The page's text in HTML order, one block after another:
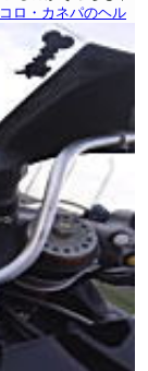
ロ・カネパのヘル